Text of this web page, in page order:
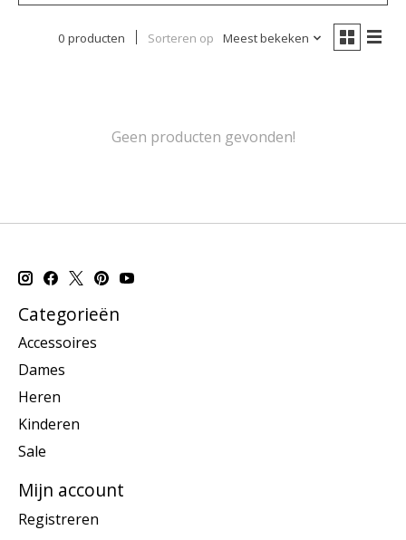
0 producten Sorteren op Meest bekeken
Geen producten gevonden!
Categorieën
Accessoires
Dames
Heren
Kinderen
Sale
Mijn account
Registreren